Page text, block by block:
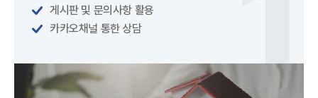
게시판 및 문의사항 활용
카카오채널 통한 상담